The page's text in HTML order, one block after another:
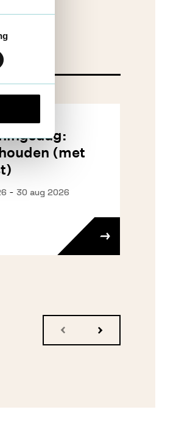
(met
- 30 aug 2026